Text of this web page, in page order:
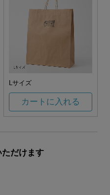
Lサイズ
カートに入れる
だけます